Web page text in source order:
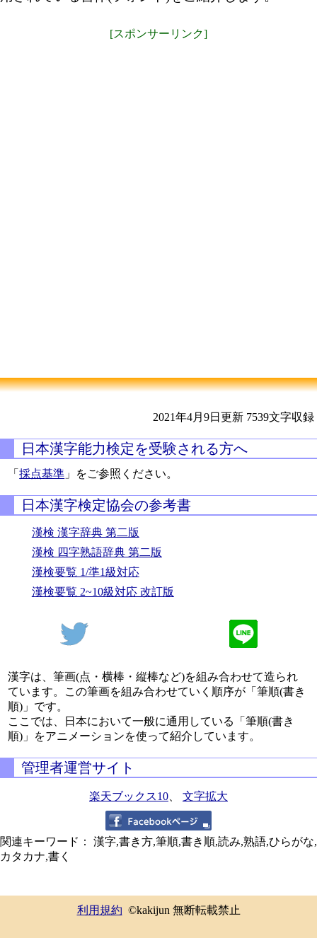
[スポンサーリンク]
2021年4月9日更新 7539文字収録
日本漢字能力検定を受験される方へ
「採点基準 」をご参照ください。
日本漢字検定協会の参考書
漢検 漢字辞典 第二版
漢検 四字熟語辞典 第二版
漢検要覧 1/準1級対応
漢検要覧 2~10級対応 改訂版
漢字は、筆画(点・横棒・縦棒など)を組み合わせて造られ
ています。この筆画を組み合わせていく順序が「筆順(書き
順)」です。
ここでは、日本において一般に通用している「筆順(書き
順)」をアニメーションを使って紹介しています。
管理者運営サイト
楽天ブックス10 文字拡大
関連キーワード： 漢字,書き方,筆順,書き順,読み,熟語,ひらがな,
カタカナ,書く
利用規約 ©kakijun 無断転載禁止